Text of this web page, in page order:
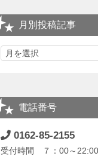
月別投稿記事
電話番号
0162-85-2155
受付時間 ７：00～22:00